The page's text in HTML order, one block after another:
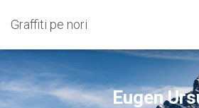
Graffiti pe nori
Eugen